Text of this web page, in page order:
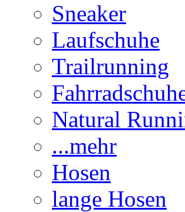
Sneaker
Laufschuhe
Trailrunning
Natural
...mehr
Hosen
lange Hosen